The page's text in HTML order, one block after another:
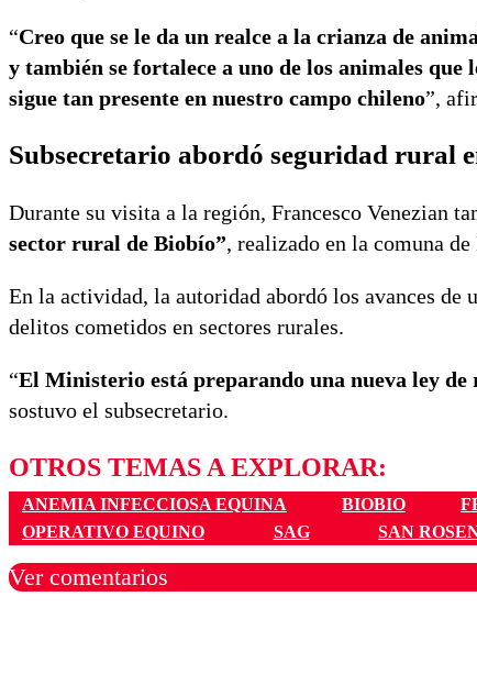
“Creo que se le da un realce a la crianza de
y también se fortalece a uno de los animales
sigue tan presente en nuestro campo chileno”,
Subsecretario abordó seguridad rural
Durante su visita a la región, Francesco Venezian
sector rural de Biobío”, realizado en la comuna
En la actividad, la autoridad abordó los avances de
delitos cometidos en sectores rurales.
“El Ministerio está preparando una nueva ley
sostuvo el subsecretario.
OTROS TEMAS A EXPLORAR:
ANEMIA INFECCIOSA EQUINA BIOBIO
OPERATIVO EQUINO
SAG SAN
Ver comentarios